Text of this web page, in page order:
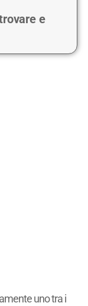
e
uno tra i